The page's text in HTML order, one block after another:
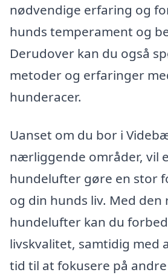
nødvendige erfaring og
hunds temperament og
Derudover kan du også
metoder og erfaringer
hunderacer.
Uanset om du bor i
nærliggende områder, vil
hundelufter gøre en stor
og din hunds liv. Med den
hundelufter kan du
livskvalitet, samtidig med
tid til at fokusere på